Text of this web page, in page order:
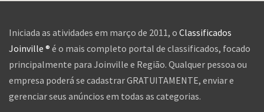
Iniciada as atividades em março de 2011, o Classificados
Joinville ® é o mais completo portal de classificados, focado
principalmente para Joinville e Região. Qualquer pessoa ou
empresa poderá se cadastrar GRATUITAMENTE, enviar e
gerenciar seus anúncios em todas as categorias.